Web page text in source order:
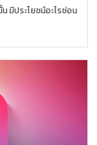
มีประโยชน์อะไรซ่อน